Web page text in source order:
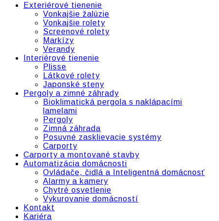
Facebook
Instagram
LinkedinExteriérové tienenie
Vonkajšie žalúzie
Vonkajšie rolety
Screenové rolety
Markízy
Verandy
Interiérové tienenie
Plisse
Látkové rolety
Japonské steny
Pergoly a zimné záhrady
Bioklimatická pergola s naklápacími
lamelami
Pergoly
Zimná záhrada
Posuvné zasklievacie systémy
Carporty
Carporty a montované stavby
Automatizácia domácnosti
Ovládače, čidlá a Inteligentná domácnosť
Alarmy a kamery
Chytré osvetlenie
Vykurovanie domácností
Kontakt
Kariéra